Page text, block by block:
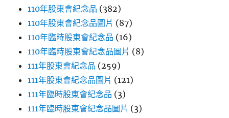
110年股東會紀念品 (382)
110年股東會紀念品圖片 (87)
110年臨時股東會紀念品 (16)
110年臨時股東會紀念品圖片 (8)
111年股東會紀念品 (259)
111年股東會紀念品圖片 (121)
111年臨時股東會紀念品 (3)
111年臨時股東會紀念品圖片 (3)